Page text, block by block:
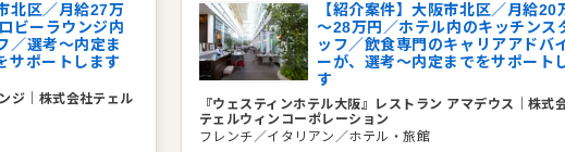
北区／月給27万
ビーラウンジ内
／選考～内定ま
サポートします
ジ
株式会社テェル
【紹介案件】大阪市北区／月給20
～28万円／ホテル内のキッチンス
ッフ／飲食専門のキャリアアドバ
ーが、選考～内定までをサポート
す
『ウェスティンホテル大阪』レストラン アマデウス ｜株式
テェルウィンコーポレーション
フレンチ／イタリアン／ホテル・旅館